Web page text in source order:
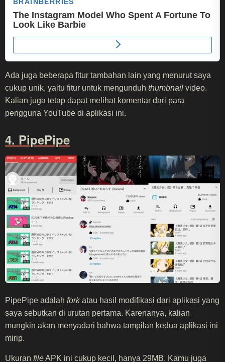
Ada juga beberapa fitur tambahan lain yang menurut saya
cukup unik, yaitu fitur untuk mengunduh thumbnail video.
Kalian juga tetap dapat melihat komentar dari para
pengguna YouTube di aplikasi ini.
4. PipePipe
PipePipe adalah forkatau hasil modifikasi dari aplikasi yang
saya sebutkan di urutan pertama. Karenanya, kalian
mungkin akan menyadari bahwa tampilan kedua aplikasi ini
mirip.
Ukuran fileAPK ini cukup kecil, hanya 29MB. Kamu juga